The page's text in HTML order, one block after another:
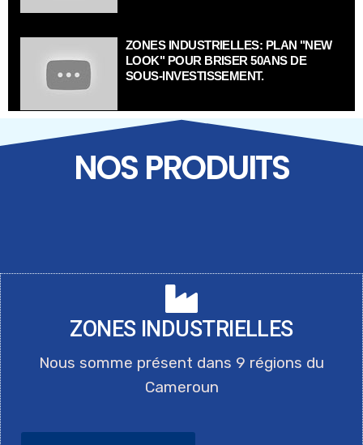
ZONES INDUSTRIELLES: PLAN "NEW
LOOK" POUR BRISER 50ANS DE
SOUS-INVESTISSEMENT.
INDUSTRIELLES, ATELIER MAGZI-
ONUDI
NOS PRODUITS
ZONES INDUSTRIELLES
Nous somme présent dans 9 régions du
Cameroun